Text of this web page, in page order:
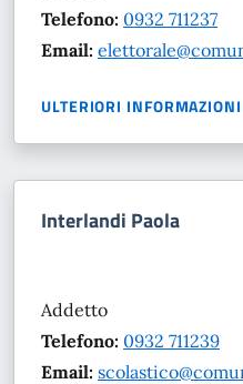
Telefono: 0932 711237
Email:
ULTERIORI INFORMAZIONI
Interlandi Paola
Addetto
Telefono: 0932 711239
Email: